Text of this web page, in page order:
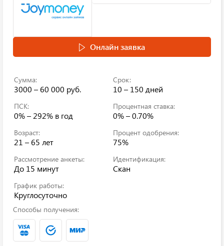
Онлайн заявка
Сумма:
3000 – 60 000 руб.
Срок:
10 – 150 дней
ПСК:
0% – 292% в год
Процентная ставка:
0% – 0.70%
Возраст:
21 – 65 лет
Процент одобрения:
75%
Рассмотрение анкеты:
До 15 минут
Идентификация:
Скан
График работы:
Круглосуточно
Способы получения: